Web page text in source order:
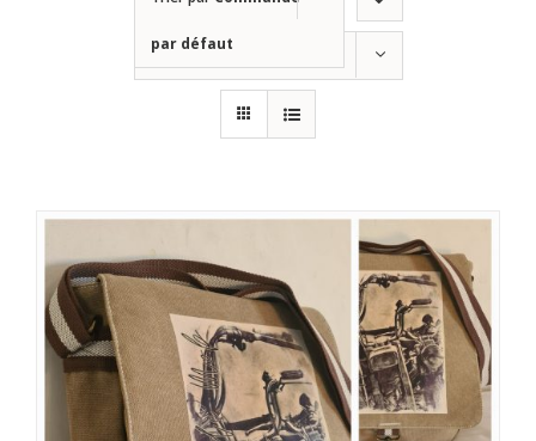
par défaut
Montrer12 produits